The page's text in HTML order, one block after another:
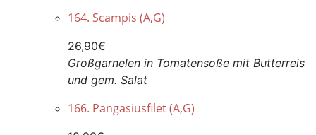
164. Scampis (A,G)
26,90€
Großgarnelen in Tomatensoße mit Butterreis
und gem. Salat
166. Pangasiusfilet (A,G)